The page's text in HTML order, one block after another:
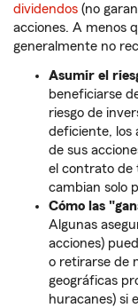
dividendos (no
acciones. A menos
generalmente no
Asumir el
beneficiarse
riesgo de
deficiente, los
de sus
el contrato de
cambian solo
Cómo las
Algunas
acciones)
o retirarse de
geográficas
huracanes) si